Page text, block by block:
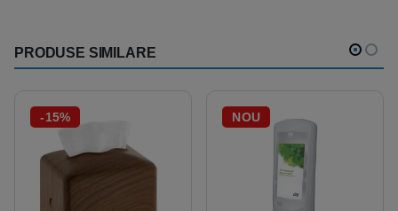
PRODUSE SIMILARE
-15% NOU